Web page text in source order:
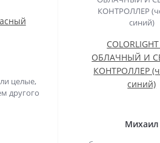
целые,
другого
ОБЛАЧНЫЙ И
КОНТРОЛЛЕР
синий)
Михаил